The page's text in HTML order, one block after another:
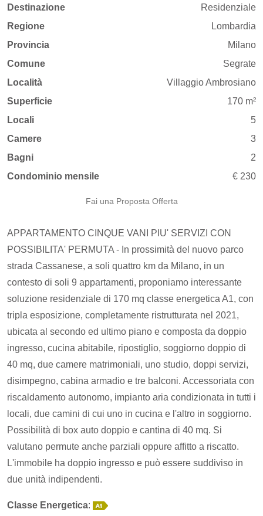
Destinazione
Residenziale
Regione
Lombardia
Provincia
Milano
Comune
Segrate
Località
Villaggio Ambrosiano
Superficie
170 m²
Locali
5
Camere
3
Bagni
2
Condominio mensile
€ 230
Fai una Proposta Offerta
APPARTAMENTO CINQUE VANI PIU' SERVIZI CON
POSSIBILITA' PERMUTA - In prossimità del nuovo parco
strada Cassanese, a soli quattro km da Milano, in un
contesto di soli 9 appartamenti, proponiamo interessante
soluzione residenziale di 170 mq classe energetica A1, con
tripla esposizione, completamente ristrutturata nel 2021,
ubicata al secondo ed ultimo piano e composta da doppio
ingresso, cucina abitabile, ripostiglio, soggiorno doppio di
40 mq, due camere matrimoniali, uno studio, doppi servizi,
disimpegno, cabina armadio e tre balconi. Accessoriata con
riscaldamento autonomo, impianto aria condizionata in tutti i
locali, due camini di cui uno in cucina e l'altro in soggiorno.
Possibilità di box auto doppio e cantina di 40 mq. Si
valutano permute anche parziali oppure affitto a riscatto.
L'immobile ha doppio ingresso e può essere suddiviso in
due unità indipendenti.
Classe Energetica: